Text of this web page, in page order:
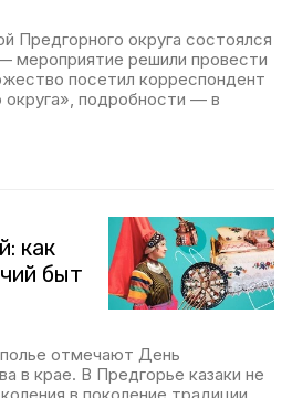
Предгорного округа состоялся
мероприятие решили провести
посетил корреспондент
подробности — в
как
быт
отмечают День
в крае. В Предгорье казаки не